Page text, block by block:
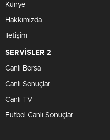
Künye
Hakkımızda
İletişim
SERVİSLER 2
Canlı Borsa
Canlı Sonuçlar
Canlı TV
Futbol Canlı Sonuçlar